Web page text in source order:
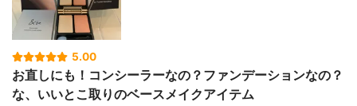
5.00
お直しにも！コンシーラーなの？ファンデーションなの？
な、いいとこ取りのベースメイクアイテム